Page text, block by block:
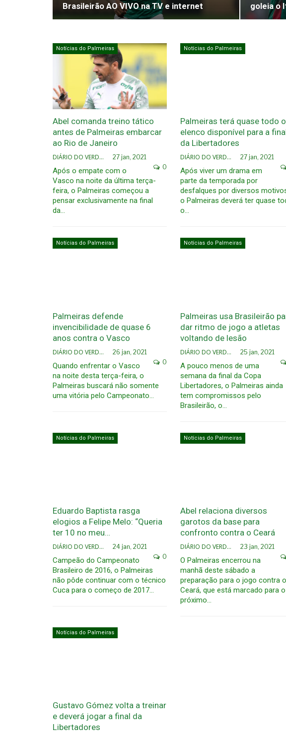
Brasileirão AO VIVO na TV e internet
goleia o
Notícias do Palmeiras
Abel comanda treino tático
antes de Palmeiras embarcar
ao Rio de Janeiro
DIÁRIO DO VERDÃO
27 jan, 2021
0
Após o empate com o
Vasco na noite da última terça-
feira, o Palmeiras começou a
pensar exclusivamente na final
da…
Notícias do Palmeiras
Palmeiras terá quase todo o
elenco disponível para a
da Libertadores
DIÁRIO DO VERDÃO
27 jan, 2021
Após viver um drama em
parte da temporada por
desfalques por diversos
o Palmeiras deverá ter quase
o…
Notícias do Palmeiras
Palmeiras defende
invencibilidade de quase 6
anos contra o Vasco
DIÁRIO DO VERDÃO
26 jan, 2021
0
Quando enfrentar o Vasco
na noite desta terça-feira, o
Palmeiras buscará não somente
uma vitória pelo Campeonato…
Notícias do Palmeiras
Palmeiras usa Brasileirão
dar ritmo de jogo a atletas
voltando de lesão
DIÁRIO DO VERDÃO
25 jan, 2021
A pouco menos de uma
semana da final da Copa
Libertadores, o Palmeiras ainda
tem compromissos pelo
Brasileirão, o…
Notícias do Palmeiras
Eduardo Baptista rasga
elogios a Felipe Melo: “Queria
ter 10 no meu…
DIÁRIO DO VERDÃO
24 jan, 2021
0
Campeão do Campeonato
Brasileiro de 2016, o Palmeiras
não pôde continuar com o técnico
Cuca para o começo de 2017…
Notícias do Palmeiras
Abel relaciona diversos
garotos da base para
confronto contra o Ceará
DIÁRIO DO VERDÃO
23 jan, 2021
O Palmeiras encerrou na
manhã deste sábado a
preparação para o jogo contra o
Ceará, que está marcado para o
próximo…
Notícias do Palmeiras
Gustavo Gómez volta a treinar
e deverá jogar a final da
Libertadores